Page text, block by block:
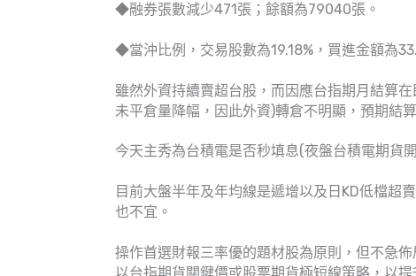
◆融券張數減少471張；餘額為79040張。
◆當沖比例，交易股數為19.18%，買進金額為
雖然外資持續賣超台股，而因應台指期月結算
未平倉量降幅，因此外資)轉倉不明顯，預期結
今天主秀為台積電是否秒填息(夜盤台積電期貨
目前大盤半年及年均線是遞增以及日KD低檔超
也不宜。
操作首選財報三率優的題材股為原則，但不急